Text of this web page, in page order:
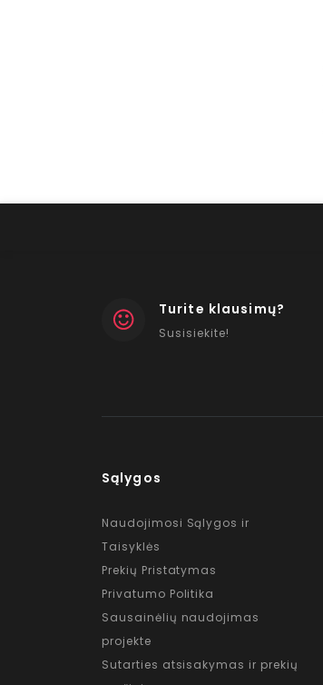
Turite klausimų?
Susisiekite!
Sąlygos
Naudojimosi Sąlygos ir
Taisyklės
Prekių Pristatymas
Privatumo Politika
Sausainėlių naudojimas
projekte
Sutarties atsisakymas ir prekių